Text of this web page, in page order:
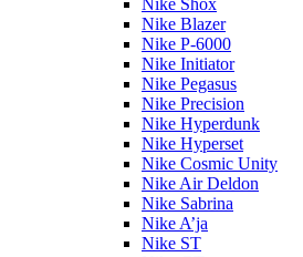
Nike Shox
Nike Blazer
Nike P-6000
Nike Initiator
Nike Pegasus
Nike Precision
Nike Hyperdunk
Nike Hyperset
Nike Cosmic Unity
Nike Air Deldon
Nike Sabrina
Nike A’ja
Nike ST